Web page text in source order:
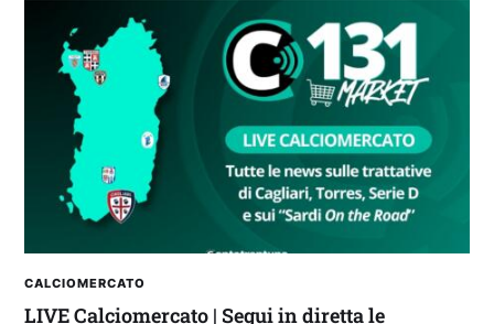
FANTA 131 LIVE | La nuova stagione al
fantacalcio: le novità di Fanta 131 e chi
CALCIOMERCATO
LIVE Calciomercato | Segui in diretta le